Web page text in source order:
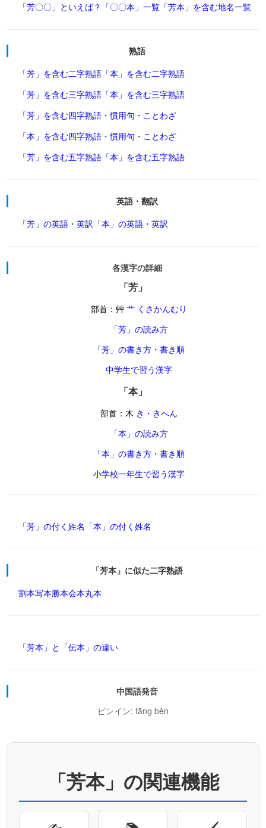
「芳〇〇」といえば？ 「〇〇本」一覧 「芳本」を含む地名一覧
熟語
「芳」を含む二字熟語 「本」を含む二字熟語
「芳」を含む三字熟語 「本」を含む三字熟語
「芳」を含む四字熟語・慣用句・ことわざ
「本」を含む四字熟語・慣用句・ことわざ
「芳」を含む五字熟語 「本」を含む五字熟語
英語・翻訳
「芳」の英語・英訳 「本」の英語・英訳
各漢字の詳細
「芳」
部首：艸 艹 くさかんむり
「芳」の読み方
「芳」の書き方・書き順
中学生で習う漢字
「本」
部首：木 き・きへん
「本」の読み方
「本」の書き方・書き順
小学校一年生で習う漢字
「芳」の付く姓名 「本」の付く姓名
「芳本」に似た二字熟語
割本写本勝本会本丸本
「芳本」と「伝本」の違い
中国語発音
ピンイン: fāng běn
「芳本」の関連機能